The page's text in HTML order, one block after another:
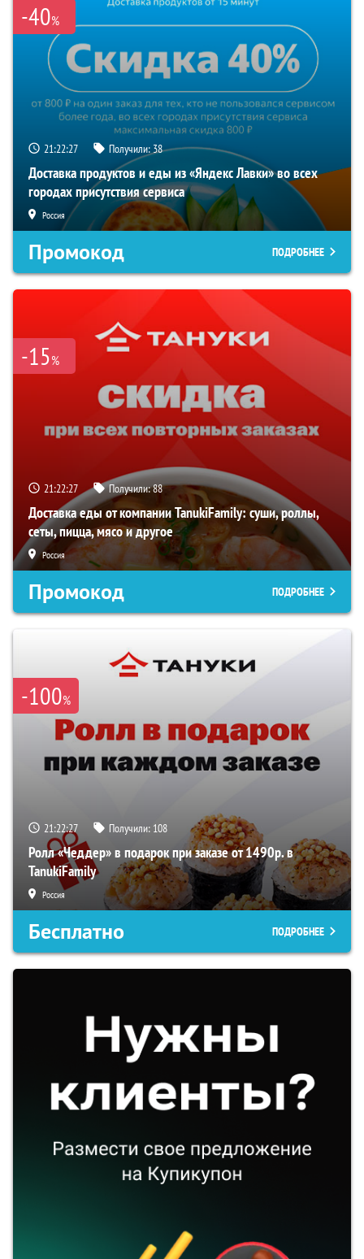
-40%
21:22:26 Получили:38
Доставка продуктов и еды из «Яндекс Лавки» во всех
городах присутствия сервиса
Россия
Промокод ПОДРОБНЕЕ
-15%
21:22:26 Получили:88
Доставка еды от компании TanukiFamily: суши, роллы,
сеты, пицца, мясо и другое
Россия
Промокод ПОДРОБНЕЕ
-100%
21:22:26 Получили: 108
Ролл «Чеддер» в подарок при заказе от 1490р. в
TanukiFamily
Россия
Бесплатно ПОДРОБНЕЕ